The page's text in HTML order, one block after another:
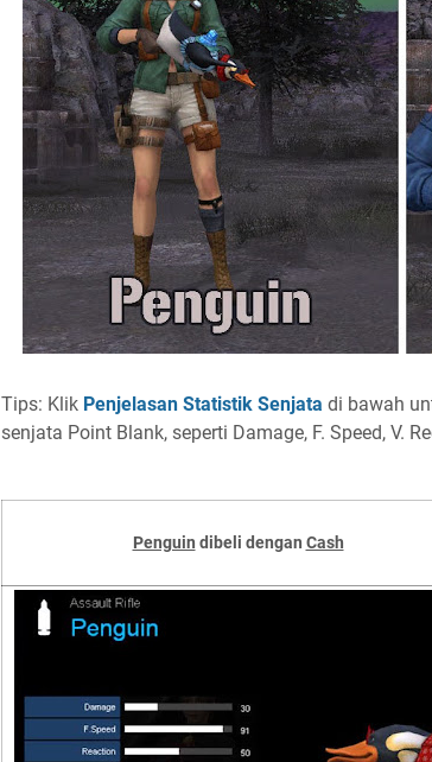
Tips: Klik Penjelasan Statistik Senjata di bawah
senjata Point Blank, seperti Damage, F. Speed, V.
Penguin dibeli dengan Cash